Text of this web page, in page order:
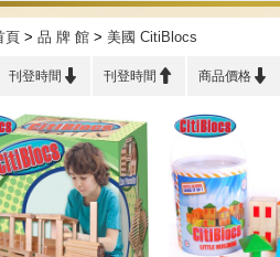
頁 > 品 牌 館 > 美國 CitiBlocs
刊登時間  刊登時間  商品價格 